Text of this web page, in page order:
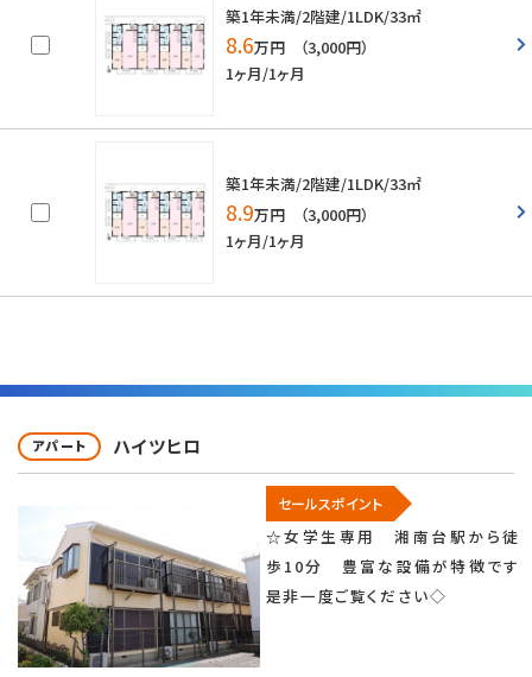
築1年未満/2階建/1LDK/33㎡
8.6万円 （3,000円）
1ヶ月/1ヶ月
築1年未満/2階建/1LDK/33㎡
8.9万円 （3,000円）
1ヶ月/1ヶ月
アパート ハイツヒロ
セールスポイント
☆女学生専用 湘南台駅から徒
歩10分 豊富な設備が特徴です
是非一度ご覧ください◇